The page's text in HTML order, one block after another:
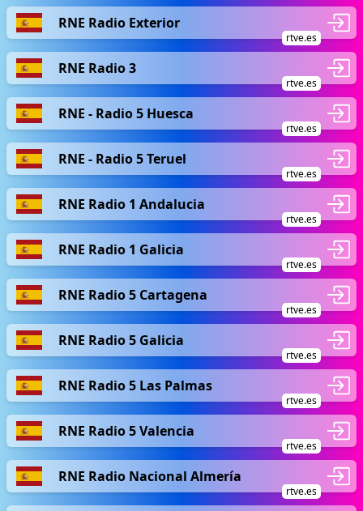
RNE Radio Exterior
rtve.es
RNE Radio 3
rtve.es
RNE - Radio 5 Huesca
rtve.es
RNE - Radio 5 Teruel
rtve.es
RNE Radio 1 Andalucia
rtve.es
RNE Radio 1 Galicia
rtve.es
RNE Radio 5 Cartagena
rtve.es
RNE Radio 5 Galicia
rtve.es
RNE Radio 5 Las Palmas
rtve.es
RNE Radio 5 Valencia
rtve.es
RNE Radio Nacional Almería
rtve.es